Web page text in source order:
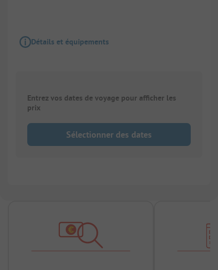
Détails et équipements
Entrez vos dates de voyage pour afficher les
prix
Sélectionner des dates